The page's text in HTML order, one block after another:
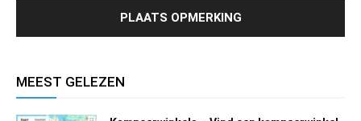
MEEST GELEZEN